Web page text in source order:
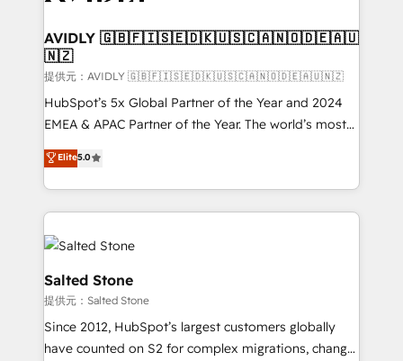
AVIDLY 🇬🇧🇫🇮🇸🇪🇩🇰🇺🇸🇨🇦🇳🇴🇩🇪🇦🇺
🇳🇿
提供元：AVIDLY 🇬🇧🇫🇮🇸🇪🇩🇰🇺🇸🇨🇦🇳🇴🇩🇪🇦🇺🇳🇿
HubSpot’s 5x Global Partner of the Year and 2024
EMEA & APAC Partner of the Year. The world’s most
experienced and fully accredited HubSpot Solutions
Partner. 🚀 With 2,750+ HubSpot projects delivered
and 370+ specialists across EMEA, APAC and NAM,
we de-risk complex CRM programmes and
accelerate ROI across every HubSpot Hub. 🧭 From
multi-region migrations to AI-powered automation,
we turn complexity into clarity, human at global
scale. 🏆 HubSpot’s CEO called us “the partner of the
future.” Others agree it is proof of trust built through
measurable impact.
Elite5.0
Salted Stone
提供元：Salted Stone
Since 2012, HubSpot’s largest customers globally
have counted on S2 for complex migrations, change